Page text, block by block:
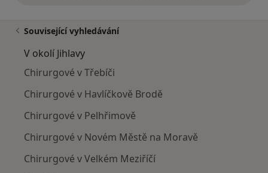
Související vyhledávání
V okolí Jihlavy
Chirurgové v Třebíči
Chirurgové v Havlíčkově Brodě
Chirurgové v Pelhřimově
Chirurgové v Novém Městě na Moravě
Chirurgové v Velkém Meziříčí